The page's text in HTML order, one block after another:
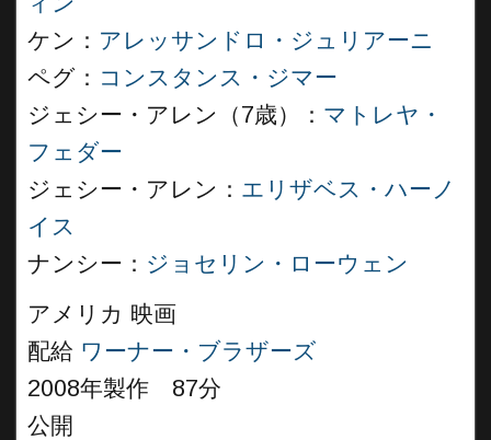
ケン： アレッサンドロ・ジュリアーニ
ペグ： コンスタンス・ジマー
ジェシー・アレン（7歳）： マトレヤ・
フェダー
ジェシー・アレン： エリザベス・ハーノ
イス
ナンシー： ジョセリン・ローウェン
アメリカ 映画
配給 ワーナー・ブラザーズ
2008年製作 87分
公開